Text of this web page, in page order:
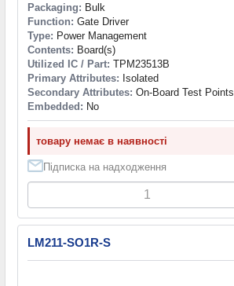
Packaging: Bulk
Function: Gate Driver
Type: Power Management
Contents: Board(s)
Utilized IC / Part: TPM23513B
Primary Attributes: Isolated
Secondary Attributes: On-Board Test Points
Embedded: No
товару немає в наявності
Підписка на надходження
LM211-SO1R-S